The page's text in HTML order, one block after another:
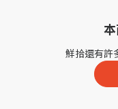
鮮拾還有許